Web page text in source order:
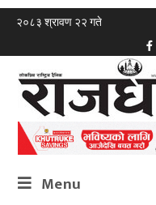
२०८३ श्रावण २२ गते
Menu